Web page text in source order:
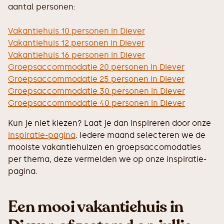
aantal personen:
Vakantiehuis 10 personen in Diever
Vakantiehuis 12 personen in Diever
Vakantiehuis 16 personen in Diever
Groepsaccommodatie 20 personen in Diever
Groepsaccommodatie 25 personen in Diever
Groepsaccommodatie 30 personen in Diever
Groepsaccommodatie 40 personen in Diever
Kun je niet kiezen? Laat je dan inspireren door onze
inspiratie-pagina. Iedere maand selecteren we de
mooiste vakantiehuizen en groepsaccomodaties
per thema, deze vermelden we op onze inspiratie-
pagina.
Een mooi vakantiehuis in